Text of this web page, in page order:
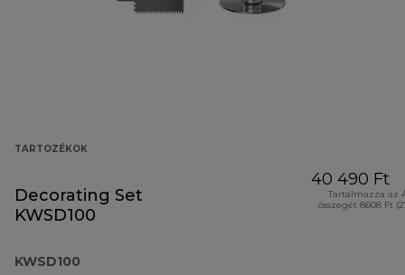
TARTOZÉKOK
Decorating Set
KWSD100
KWSD100
40 490 Ft
Tartalmazza az
összegét 8608 Ft